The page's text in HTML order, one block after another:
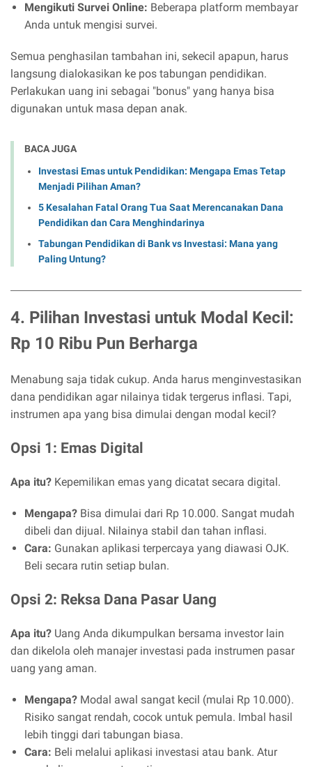
Mengikuti Survei Online: Beberapa platform membayar
Anda untuk mengisi survei.
Semua penghasilan tambahan ini, sekecil apapun, harus
langsung dialokasikan ke pos tabungan pendidikan.
Perlakukan uang ini sebagai "bonus" yang hanya bisa
digunakan untuk masa depan anak.
BACA JUGA
Investasi Emas untuk Pendidikan: Mengapa Emas Tetap
Menjadi Pilihan Aman?
5 Kesalahan Fatal Orang Tua Saat Merencanakan Dana
Pendidikan dan Cara Menghindarinya
Tabungan Pendidikan di Bank vs Investasi: Mana yang
Paling Untung?
4. Pilihan Investasi untuk Modal Kecil:
Rp 10 Ribu Pun Berharga
Menabung saja tidak cukup. Anda harus menginvestasikan
dana pendidikan agar nilainya tidak tergerus inflasi. Tapi,
instrumen apa yang bisa dimulai dengan modal kecil?
Opsi 1: Emas Digital
Apa itu? Kepemilikan emas yang dicatat secara digital.
Mengapa? Bisa dimulai dari Rp 10.000. Sangat mudah
dibeli dan dijual. Nilainya stabil dan tahan inflasi.
Cara: Gunakan aplikasi terpercaya yang diawasi OJK.
Beli secara rutin setiap bulan.
Opsi 2: Reksa Dana Pasar Uang
Apa itu? Uang Anda dikumpulkan bersama investor lain
dan dikelola oleh manajer investasi pada instrumen pasar
uang yang aman.
Mengapa? Modal awal sangat kecil (mulai Rp 10.000).
Risiko sangat rendah, cocok untuk pemula. Imbal hasil
lebih tinggi dari tabungan biasa.
Cara: Beli melalui aplikasi investasi atau bank. Atur